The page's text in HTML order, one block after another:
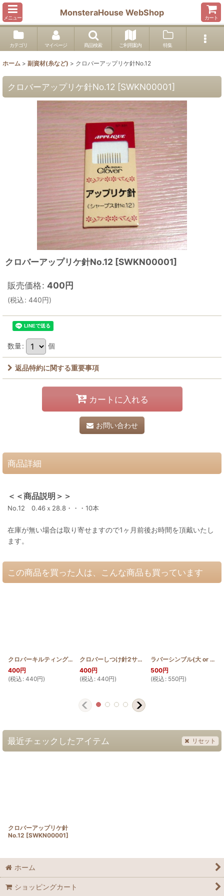
メニュー
MonsteraHouse WebShop
カート
カテゴリ マイページ 商品検索 ご利用案内 特集
ホーム > 副資材(糸など) > クロバーアップリケ針No.12
クロバーアップリケ針No.12 [SWKN00001]
クロバーアップリケ針No.12 [SWKN00001]
販売価格: 400円
(税込: 440円)
数量: 個
返品特約に関する重要事項
カートに入れる
お問い合わせ
商品詳細
＜＜商品説明＞＞
No.12 0.46ｘ28.8・・・10本
在庫が無い場合は取り寄せますので1ヶ月前後お時間を頂戴いたし
ます。
この商品を買った人は、こんな商品も買っています
クロバーキルティング針No.12 [SWKN00002]
400円
(税込 : 440円)
クロバーしつけ針2サイズ [SWKN00003]
400円
(税込 : 440円)
ラバーシンブル(大 or 小)
500円
(税込 : 550円)
最近チェックしたアイテム リセット
クロバーアップリケ針
No.12 [SWKN00001]
ホーム
ショッピングカート